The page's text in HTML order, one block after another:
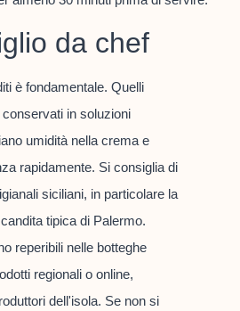
da chef
è fondamentale. Quelli
in soluzioni
umidità nella crema e
rapidamente. Si consiglia di
siciliani, in particolare la
tipica di Palermo.
reperibili nelle botteghe
regionali o online,
dell'isola. Se non si